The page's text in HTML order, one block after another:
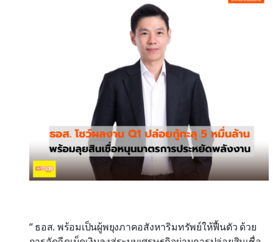
“ ธอส. พร้อมเป็นผู้พยุงภาคอสังหาริมทรัพย์ให้ฟื้นตัว ด้วย